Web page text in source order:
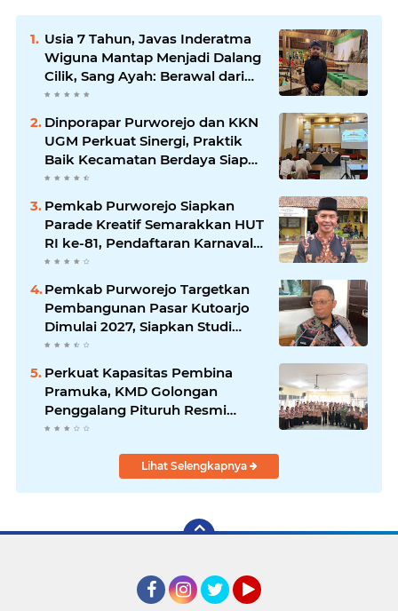
Usia 7 Tahun, Javas Inderatma
Wiguna Mantap Menjadi Dalang
Cilik, Sang Ayah: Berawal dari
Menonton Wayang di YouTube
Dinporapar Purworejo dan KKN
UGM Perkuat Sinergi, Praktik
Baik Kecamatan Berdaya Siap
Direplikasi
Pemkab Purworejo Siapkan
Parade Kreatif Semarakkan HUT
RI ke-81, Pendaftaran Karnaval
Resmi Dibuka
Pemkab Purworejo Targetkan
Pembangunan Pasar Kutoarjo
Dimulai 2027, Siapkan Studi
Kelayakan hingga DED
Perkuat Kapasitas Pembina
Pramuka, KMD Golongan
Penggalang Pituruh Resmi
Dimulai
Lihat Selengkapnya